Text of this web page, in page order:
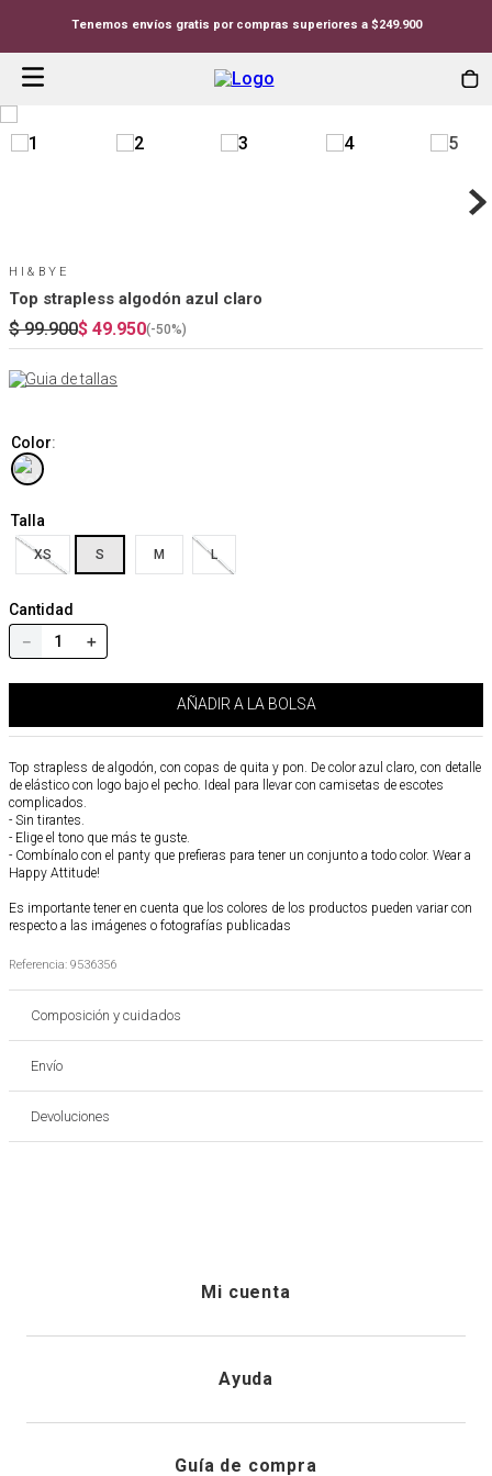
Tenemos envíos gratis por compras superiores a $249.900
HI&BYE
Top strapless algodón azul claro
$ 99.900$ 49.950(-50%)
Guia de tallas
Color:
Talla
XS S M L
Cantidad
＋
－
AÑADIR A LA BOLSA
Top strapless de algodón, con copas de quita y pon. De color azul claro, con detalle
de elástico con logo bajo el pecho. Ideal para llevar con camisetas de escotes
complicados.
- Sin tirantes.
- Elige el tono que más te guste.
- Combínalo con el panty que prefieras para tener un conjunto a todo color. Wear a
Happy Attitude!
Es importante tener en cuenta que los colores de los productos pueden variar con
respecto a las imágenes o fotografías publicadas
Referencia: 9536356
Composición y cuidados
Envío
Devoluciones
Mi cuenta
Registrarme
Ayuda
Guía de compra